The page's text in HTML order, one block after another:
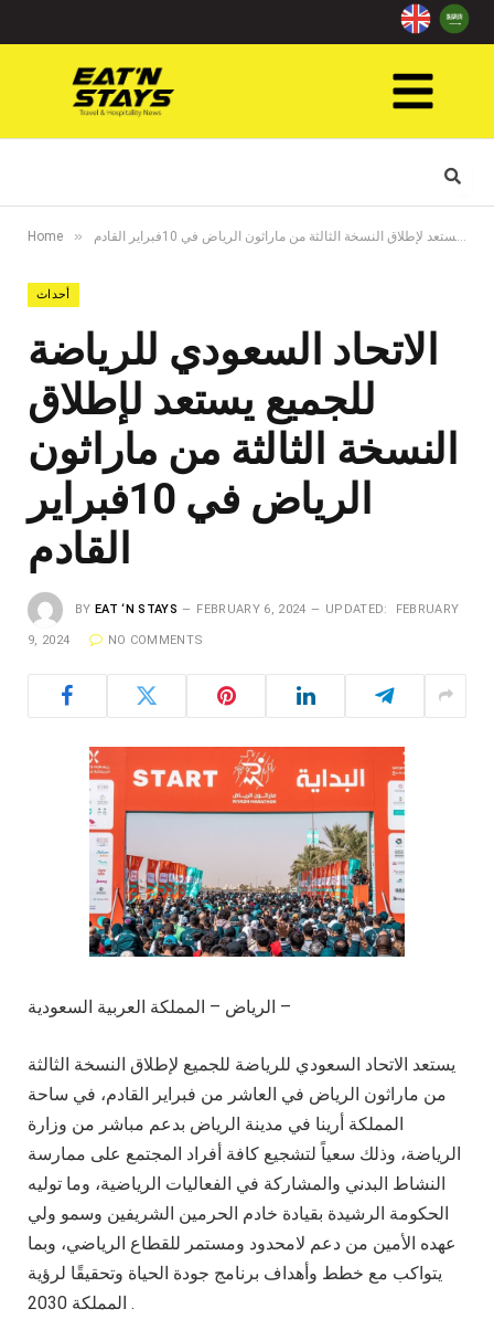
Home » الاتحاد السعودي للرياضة للجميع يستعد لإطلاق النسخة الثالثة من ماراثون الرياض في 10فبراير القادم
أحداث
الاتحاد السعودي للرياضة
للجميع يستعد لإطلاق
النسخة الثالثة من ماراثون
الرياض في 10فبراير
القادم
BY EAT ‘N STAYS FEBRUARY 6, 2024 UPDATED: FEBRUARY
9, 2024 NO COMMENTS
الرياض – المملكة العربية السعودية –
يستعد الاتحاد السعودي للرياضة للجميع لإطلاق النسخة الثالثة
من ماراثون الرياض في العاشر من فبراير القادم، في ساحة
المملكة أرينا في مدينة الرياض بدعم مباشر من وزارة
الرياضة، وذلك سعياً لتشجيع كافة أفراد المجتمع على ممارسة
النشاط البدني والمشاركة في الفعاليات الرياضية، وما توليه
الحكومة الرشيدة بقيادة خادم الحرمين الشريفين وسمو ولي
عهده الأمين من دعم لامحدود ومستمر للقطاع الرياضي، وبما
يتواكب مع خطط وأهداف برنامج جودة الحياة وتحقيقًا لرؤية
المملكة 2030 .